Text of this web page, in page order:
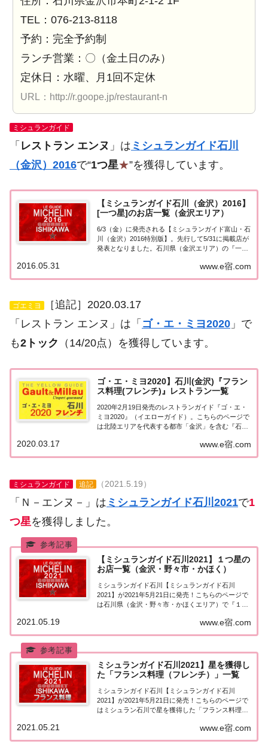
TEL：076-213-8118
予約：完全予約制
ランチ営業：〇（金土日のみ）
定休日：水曜、月1回不定休
URL：http://r.goope.jp/restaurant-n
ミシュランガイド
「 レストラン エンヌ 」は ミシュランガイド石川
（金沢）2016で“1つ星★”を獲得しています。
【ミシュランガイド石川（金沢）2016】
[一つ星]のお店一覧（金沢エリア）
6/3（金）に発売される【ミシュランガイド富山・石
川（金沢）2016特別版】。先行して5/31に掲載店が
発表となりました。石川県（金沢エリア）の『一つ
川（金沢） １つ星「ミシュランガイド富山・石川
2016特別版」の石川・金沢エリアで１...
www.e宿.com
2016.05.31
ゴエミヨ
［追記］2020.03.17
「レストラン エンヌ」は「 ゴ・エ・ミヨ2020 」で
も2トック （14/20点）を獲得しています。
ゴ・エ・ミヨ2020】石川(金沢)『フラン
ス料理(フレンチ)』レストラン一覧
2020年2月19日発売のレストランガイド『ゴ・エ・
ミヨ2020』（イエローガイド）。こちらのページで
は北陸エリアを代表する都市「金沢」を含む『石川
チ）」のお店の情報について一覧にまとめました。
ゴエミヨ2020石川(金沢)「フランス料理...
www.e宿.com
2020.03.17
ミシュランガイド 追記 （2021.5.19）
「Ｎ－エンヌ－」は ミシュランガイド石川2021で1
つ星を獲得しました。
【ミシュランガイド石川2021】１つ星の
お店一覧（金沢・野々市・かほく）
ミシュランガイド石川【ミシュランガイド石川
2021】が2021年5月21日に発売！こちらのページで
は石川県（金沢・野々市・かほくエリア）で『１つ
覧にまとめました。ミシュランガイド石川2021『１
つ星』ミシュランガイド石川2021「金沢...
www.e宿.com
2021.05.19
ミシュランガイド石川2021】星を獲得し
た「フランス料理（フレンチ）」一覧
ミシュランガイド石川【ミシュランガイド石川
2021】が2021年5月21日に発売！こちらのページで
はミシュラン石川で星を獲得した「フランス料理
石川2021「フランス料理」「ミシュランガイド石川
2021」で星を獲得したフランス料理（フレ...
www.e宿.com
2021.05.21